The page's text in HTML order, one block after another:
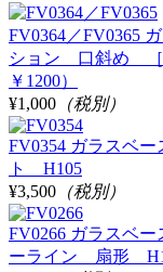
FV0364／FV0365
ション 口斜め ［
￥1200）
¥1,000 （税別）
FV0354 ガラスベ
ト H105
¥3,500 （税別）
FV0266 ガラスベ
ーライン 扇形